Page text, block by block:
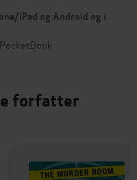
iPad og Android og i
forfatter